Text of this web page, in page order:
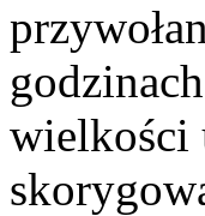
wielkości